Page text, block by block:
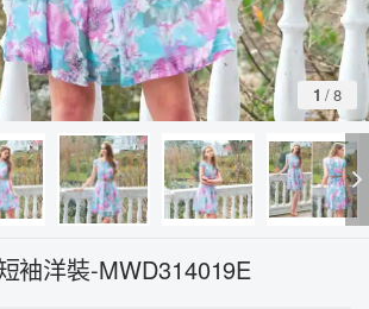
1 /8
袖洋裝-MWD314019E